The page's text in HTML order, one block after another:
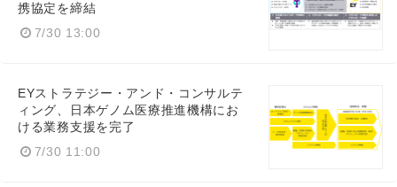
携協定を締結
7/30 13:00
EYストラテジー・アンド・コンサルテ
ィング、日本ゲノム医療推進機構にお
ける業務支援を完了
7/30 11:00